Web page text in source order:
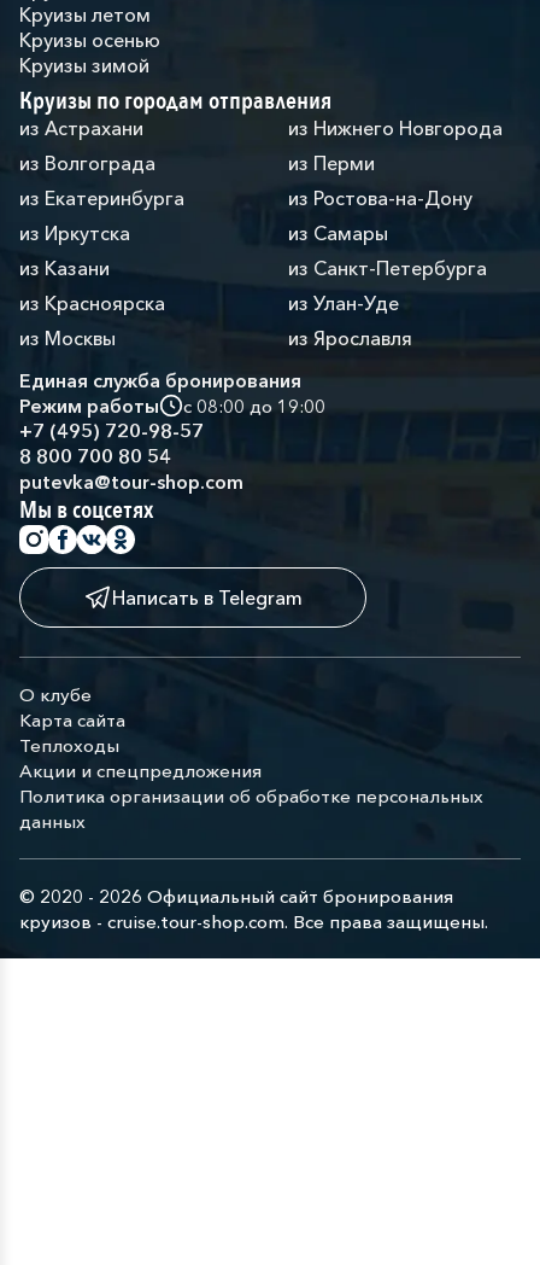
Круизы летом
Круизы осенью
Круизы зимой
Круизы по городам отправления
из Астрахани
из Волгограда
из Екатеринбурга
из Иркутска
из Казани
из Красноярска
из Москвы
из Нижнего Новгорода
из Перми
из Ростова-на-Дону
из Самары
из Санкт-Петербурга
из Улан-Уде
из Ярославля
Единая служба бронирования
Режим работы
с 08:00 до 19:00
+7 (495) 720-98-57
8 800 700 80 54
putevka@tour-shop.com
Мы в соцсетях
Написать в Telegram
О клубе
Карта сайта
Теплоходы
Акции и спецпредложения
Политика организации об обработке персональных
данных
© 2020 - 2026 Официальный сайт бронирования
круизов - cruise.tour-shop.com. Все права защищены.